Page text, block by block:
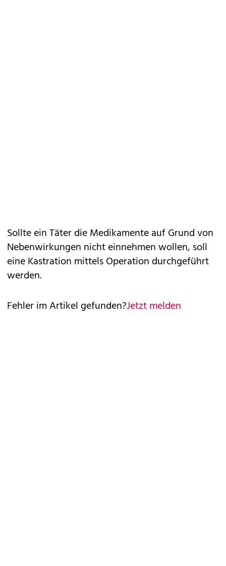
Sollte ein Täter die Medikamente auf Grund von
Nebenwirkungen nicht einnehmen wollen, soll
eine Kastration mittels Operation durchgeführt
werden.
Fehler im Artikel gefunden?Jetzt melden